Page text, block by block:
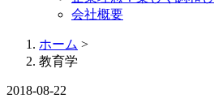
会社概要
ホーム >
教育学
2018-08-22